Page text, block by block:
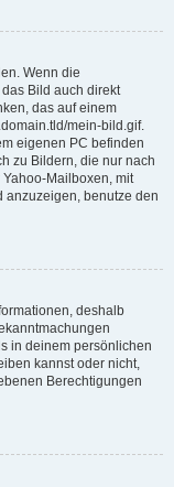
Wenn die
Bild auch direkt
das auf einem
mein-bild.gif.
eigenen PC befinden
zu Bildern, die nur nach
Mailboxen, mit
anzuzeigen, benutze den
deshalb
in deinem persönlichen
kannst oder nicht,
Berechtigungen